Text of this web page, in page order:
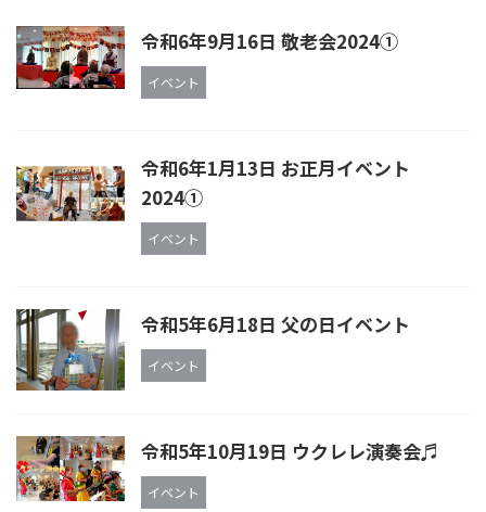
令和6年9月16日 敬老会2024①
イベント
令和6年1月13日 お正月イベント
2024①
イベント
令和5年6月18日 父の日イベント
イベント
令和5年10月19日 ウクレレ演奏会♬
イベント